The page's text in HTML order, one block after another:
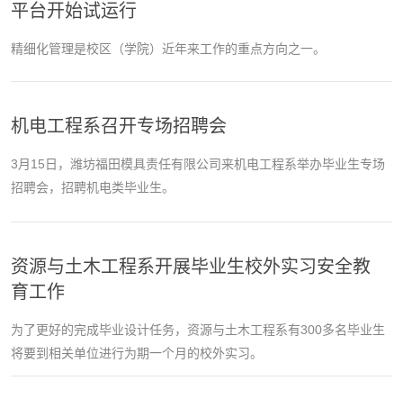
平台开始试运行
精细化管理是校区（学院）近年来工作的重点方向之一。
机电工程系召开专场招聘会
3月15日，潍坊福田模具责任有限公司来机电工程系举办毕业生专场
招聘会，招聘机电类毕业生。
资源与土木工程系开展毕业生校外实习安全教
育工作
为了更好的完成毕业设计任务，资源与土木工程系有300多名毕业生
将要到相关单位进行为期一个月的校外实习。